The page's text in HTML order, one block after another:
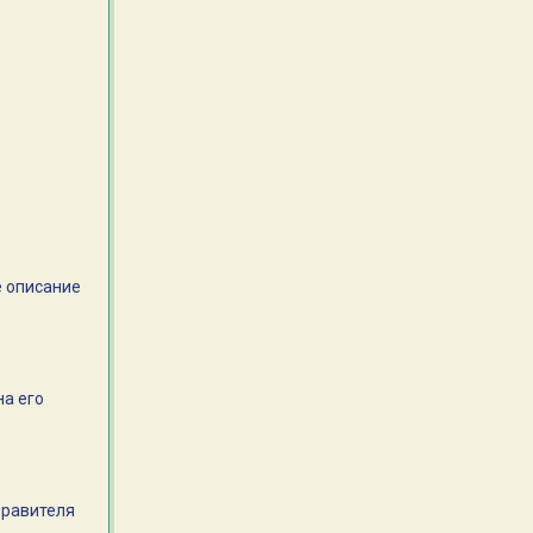
описание
его